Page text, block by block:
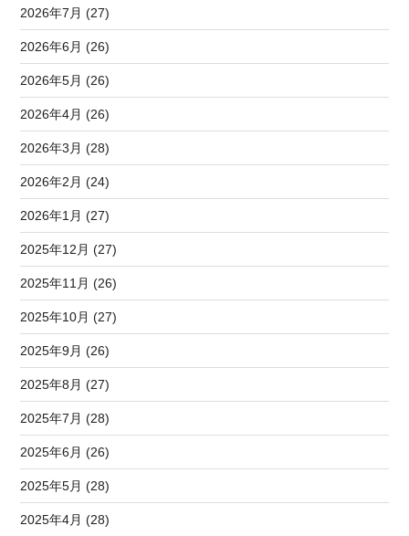
2026年7月 (27)
2026年6月 (26)
2026年5月 (26)
2026年4月 (26)
2026年3月 (28)
2026年2月 (24)
2026年1月 (27)
2025年12月 (27)
2025年11月 (26)
2025年10月 (27)
2025年9月 (26)
2025年8月 (27)
2025年7月 (28)
2025年6月 (26)
2025年5月 (28)
2025年4月 (28)